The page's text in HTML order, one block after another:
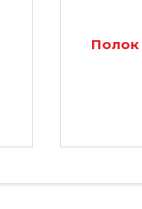
Полок